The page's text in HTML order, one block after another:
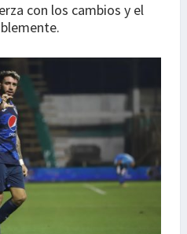
con los cambios y el